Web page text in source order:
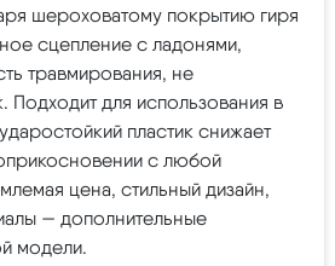
шероховатому покрытию гиря
сцепление с ладонями,
травмирования, не
Подходит для использования в
пластик снижает
с любой
цена, стильный дизайн,
— дополнительные
модели.